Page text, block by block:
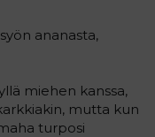
ananasta,
miehen kanssa,
mutta kun
turposi